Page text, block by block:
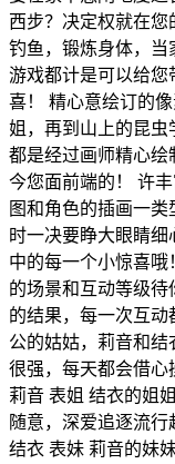
西步？决定权就在您
钓鱼，锻炼身体，当
游戏都计是可以给您
喜！ 精心意绘订的
姐，再到山上的昆虫
都是经过画师精心绘
今您面前端的！ 许
图和角色的插画一
时一决要睁大眼睛
中的每一个小惊喜哦
的场景和互动等级
的结果，每一次互动
公的姑姑，莉音和
很强，每天都会借心
莉音 表姐 结衣的姐
随意，深爱追逐流行
结衣 表妹 莉音的妹